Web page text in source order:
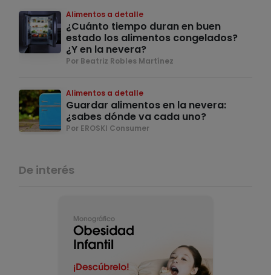
Alimentos a detalle
¿Cuánto tiempo duran en buen
estado los alimentos congelados?
¿Y en la nevera?
Por Beatriz Robles Martínez
Alimentos a detalle
Guardar alimentos en la nevera:
¿sabes dónde va cada uno?
Por EROSKI Consumer
De interés